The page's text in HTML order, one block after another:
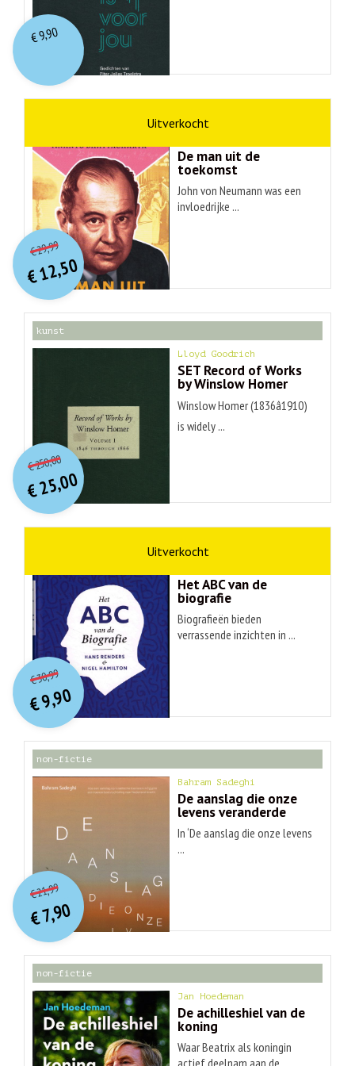
€9,90
De man uit de
toekomst
John von Neumann was een
invloedrijke ...
€29,99O
orspr
onkelijke
prijs
was:
€ 29,99.
€12,50
Huidige
prijs
is:€ 12,50.
kunst
Lloyd Goodrich
SET Record of Works
by Winslow Homer
Winslow Homer (1836â1910)
is widely ...
€250,00O
orspr
onkelijke
prijs
was:
€ 250,00.
€25,00
Huidige
prijs
is:
€ 25,00.
Het ABC van de
biografie
Biografieën bieden
verrassende inzichten in ...
€30,99O
orspr
onkelijke
prijs
was:
€ 30,99.
€9,90
Huidige
prijs
is:
€ 9,90.
non-fictie
Bahram Sadeghi
De aanslag die onze
levens veranderde
In ‘De aanslag die onze levens
...
€21,99O
orspr
onkelijke
prijs
was:
€ 21,99.
€7,90
Huidige
prijs
is:
€ 7,90.
non-fictie
Jan Hoedeman
De achilleshiel van de
koning
Waar Beatrix als koningin
actief deelnam aan de ...